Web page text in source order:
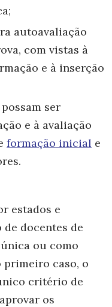
autoavaliação
com vistas à
e à inserção
ser
e à avaliação
formação inicial e
estados e
docentes de
ou como
primeiro caso, o
critério de
os